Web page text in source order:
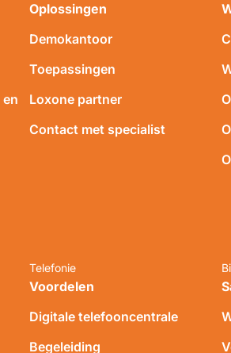
Oplossingen
Demokantoor
Toepassingen
Loxone partner
Contact met specialist
Telefonie
Voordelen
Digitale telefooncentrale
Begeleiding